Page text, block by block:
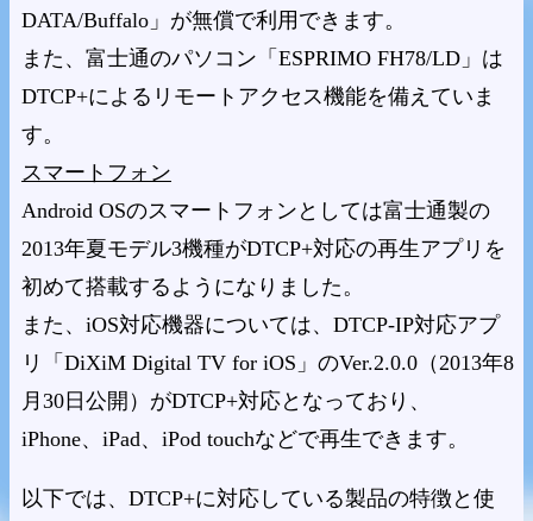
DATA/Buffalo」が無償で利用できます。
また、富士通のパソコン「ESPRIMO FH78/LD」は
DTCP+によるリモートアクセス機能を備えていま
す。
スマートフォン
Android OSのスマートフォンとしては富士通製の
2013年夏モデル3機種がDTCP+対応の再生アプリを
初めて搭載するようになりました。
また、iOS対応機器については、DTCP-IP対応アプ
リ「DiXiM Digital TV for iOS」のVer.2.0.0（2013年8
月30日公開）がDTCP+対応となっており、
iPhone、iPad、iPod touchなどで再生できます。
以下では、DTCP+に対応している製品の特徴と使